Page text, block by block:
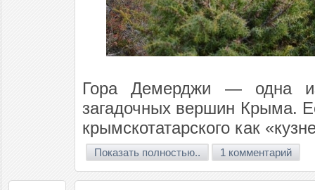
Гора Демерджи — одна
загадочных вершин Крыма.
крымскотатарского как
Показать полностью.. 1 комментарий